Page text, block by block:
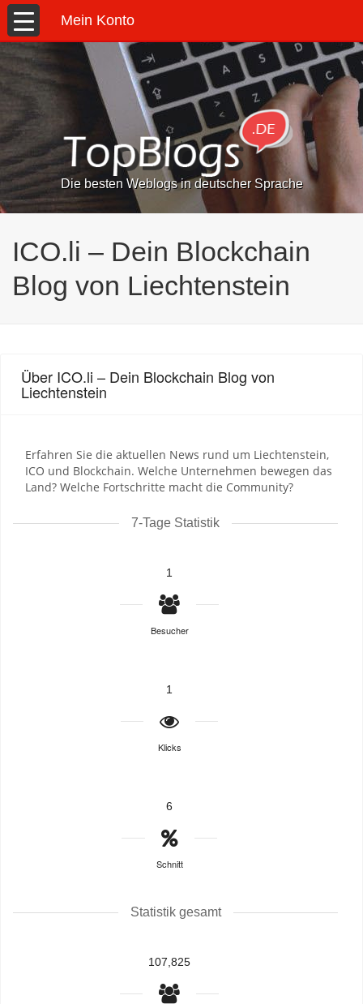
Mein Konto
Die besten Weblogs in deutscher Sprache
ICO.li – Dein Blockchain
Blog von Liechtenstein
Über ICO.li – Dein Blockchain Blog von
Liechtenstein
Erfahren Sie die aktuellen News rund um Liechtenstein,
ICO und Blockchain. Welche Unternehmen bewegen das
Land? Welche Fortschritte macht die Community?
7-Tage Statistik
1
Besucher
1
Klicks
6
Schnitt
Statistik gesamt
107,825